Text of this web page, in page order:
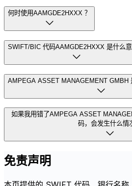
何时使用AAMGDE2HXXX ？
SWIFT/BIC 代码AAMGDE2HXXX 是什么意
AMPEGA ASSET MANAGEMENT GMBH
如果我用错了AMPEGA ASSET
码，会发生什么情
免责声明